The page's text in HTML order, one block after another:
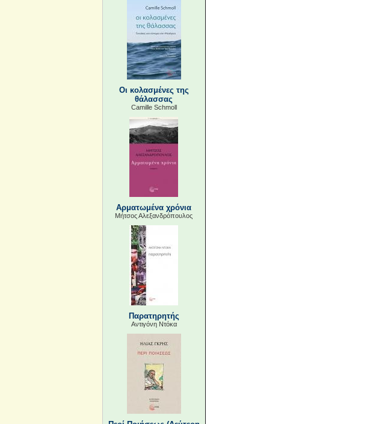
Οι κολασμένες της
θάλασσας
Camille Schmoll
Αρματωμένα χρόνια
Μήτσος Αλεξανδρόπουλος
Παρατηρητής
Αντιγόνη Ντόκα